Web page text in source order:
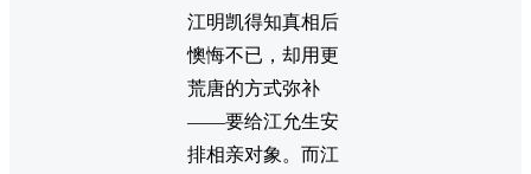
江明凯得知真相后
懊悔不已，却用更
荒唐的方式弥补
——要给江允生安
排相亲对象。而江